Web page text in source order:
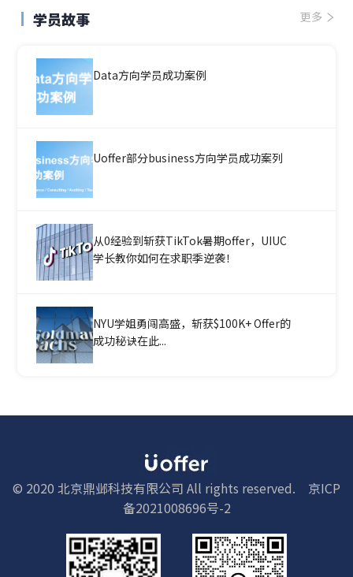
学员故事 更多
Data方向学员成功案例
Uoffer部分business方向学员成功案列
从0经验到斩获TikTok暑期offer，UIUC
学长教你如何在求职季逆袭！
NYU学姐勇闯高盛，斩获$100K+ Offer的
成功秘诀在此...
© 2020 北京鼎邺科技有限公司 All rights reserved.
京ICP
备2021008696号-2